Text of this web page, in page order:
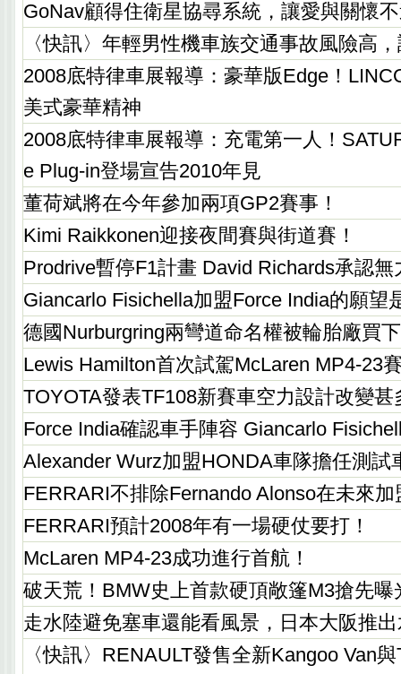
GoNav顧得住衛星協尋系統，讓愛與關懷
〈快訊〉年輕男性機車族交通事故風險高
2008底特律車展報導：豪華版Edge！
美式豪華精神
2008底特律車展報導：充電第一人！
e Plug-in登場宣告2010年見
董荷斌將在今年參加兩項GP2賽事！
Kimi Raikkonen迎接夜間賽與街道賽！
Prodrive暫停F1計畫 David Richards承認無
Giancarlo Fisichella加盟Force India的願望
德國Nurburgring兩彎道命名權被輪胎廠買
Lewis Hamilton首次試駕McLaren MP4-23
TOYOTA發表TF108新賽車空力設計改變甚
Force India確認車手陣容 Giancarlo
Alexander Wurz加盟HONDA車隊擔任測試
FERRARI不排除Fernando Alonso在未來
FERRARI預計2008年有一場硬仗要打！
McLaren MP4-23成功進行首航！
破天荒！BMW史上首款硬頂敞篷M3搶先曝
走水陸避免塞車還能看風景，日本大阪推
〈快訊〉RENAULT發售全新Kangoo Van